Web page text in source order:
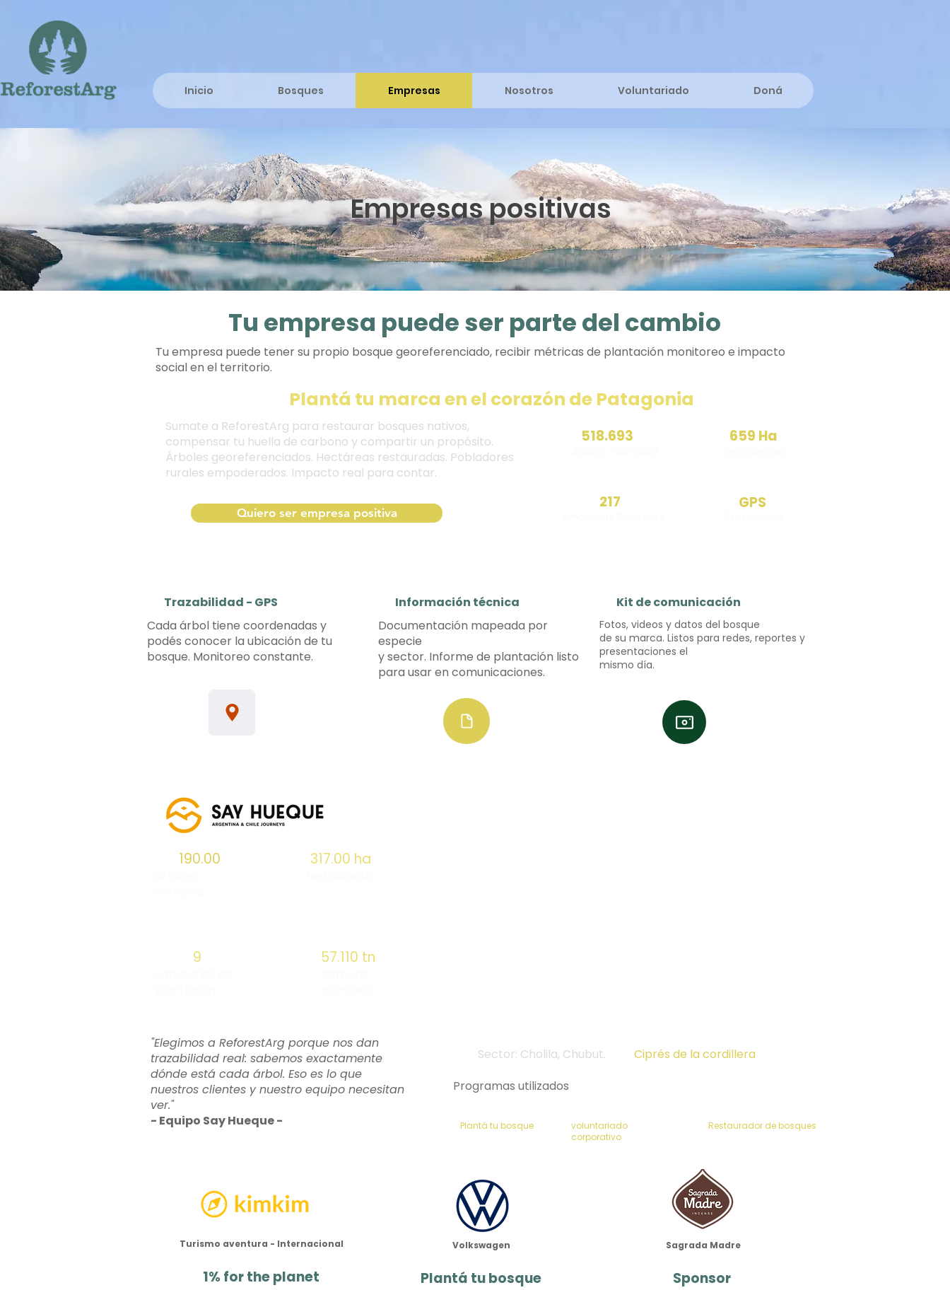
Inicio Bosques Empresas Nosotros Voluntariado Doná
Empresas positivas
Tu empresa puede ser parte del cambio
Tu empresa puede tener su propio bosque georeferenciado, recibir métricas de plantación monitoreo e impacto
social en el territorio.
Plantá tu marca en el corazón de Patagonia
Sumate a ReforestArg para restaurar bosques nativos,
compensar tu huella de carbono y compartir un propósito.
Árboles georeferenciados. Hectáreas restauradas. Pobladores
rurales empoderados. Impacto real para contar.
518.693 659 Ha
Quiero ser empresa positiva
217 GPS
Trazabilidad - GPS
Cada árbol tiene coordenadas y
podés conocer la ubicación de tu
bosque. Monitoreo constante.
Información técnica
Documentación mapeada por
especie
y sector. Informe de plantación listo
para usar en comunicaciones.
Kit de comunicación
Fotos, videos y datos del bosque
de su marca. Listos para redes, reportes y
presentaciones el
mismo día.
190.00 317.00 ha
9 57.110 tn
"Elegimos a ReforestArg porque nos dan
trazabilidad real: sabemos exactamente
dónde está cada árbol. Eso es lo que
nuestros clientes y nuestro equipo necesitan
ver."
- Equipo Say Hueque -
Sector: Cholila, Chubut. Ciprés de la cordillera
Programas utilizados
Plantá tu bosque
voluntariado
corporativo
Restaurador de bosques
Turismo aventura - Internacional
1% for the planet
Volkswagen
Plantá tu bosque
Sagrada Madre
Sponsor